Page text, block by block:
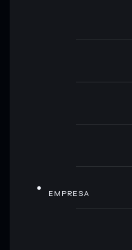
EMPRESA